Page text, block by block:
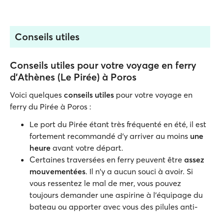
Conseils utiles
Conseils utiles pour votre voyage en ferry
d'Athènes (Le Pirée) à Poros
Voici quelques conseils utiles pour votre voyage en
ferry du Pirée à Poros :
Le port du Pirée étant très fréquenté en été, il est
fortement recommandé d'y arriver au moins une
heure avant votre départ.
Certaines traversées en ferry peuvent être assez
mouvementées. Il n'y a aucun souci à avoir. Si
vous ressentez le mal de mer, vous pouvez
toujours demander une aspirine à l'équipage du
bateau ou apporter avec vous des pilules anti-